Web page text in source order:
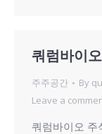
쿼럼바이
주주공간 By
Leave a
쿼럼바이오